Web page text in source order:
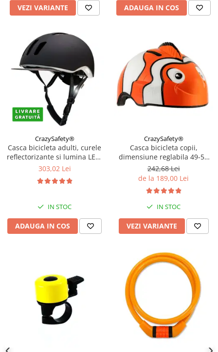
VEZI VARIANTE ADAUGA IN COS
CrazySafety®
Casca bicicleta adulti, curele
reflectorizante si lumina LED,
dimensiune reglabila 53-59
303,02 Lei
IN STOC
ADAUGA IN COS
CrazySafety®
Casca bicicleta copii,
dimensiune reglabila 49-55
cm, 2-7 ani, Diverse modele
242,68 Lei
de la 189,00 Lei
IN STOC
VEZI VARIANTE